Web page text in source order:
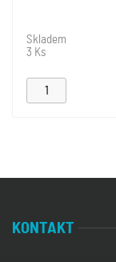
Skladem
3 Ks
KONTAKT